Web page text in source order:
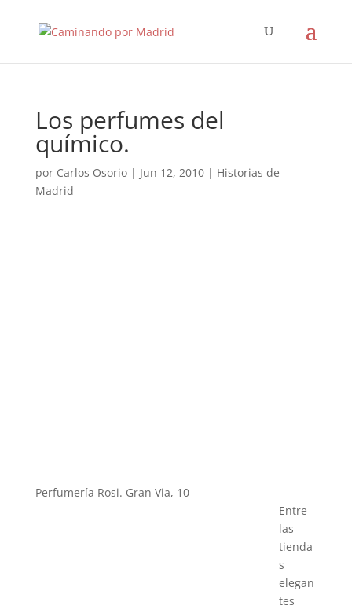
Los perfumes del
químico.
por Carlos Osorio| Jun 12, 2010| Historias de
Madrid
Perfumería Rosi. Gran Via, 10
Entre
las
tienda
s
elegan
tes